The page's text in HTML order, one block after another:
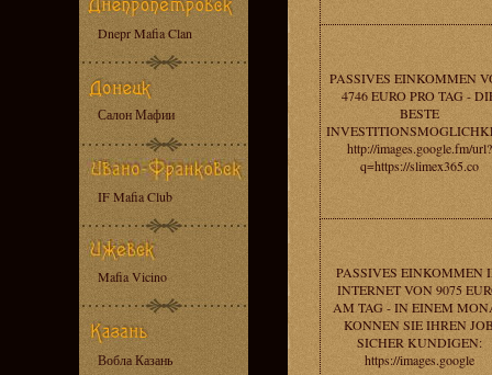
Dnepr Mafia Clan
Салон Мафии
IF Mafia Club
Mafia Vicino
Вобла Казань
PASSIVES EINKOMMEN
4746 EURO PRO TAG -
BESTE
http://images.google.fm/url?
q=https://slimex365.co
PASSIVES EINKOMMEN
INTERNET VON 9075
AM TAG - IN EINEM
KONNEN SIE IHREN
SICHER KUNDIGEN:
https://images.google